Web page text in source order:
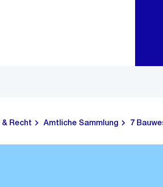
Recht Amtliche Sammlung 7